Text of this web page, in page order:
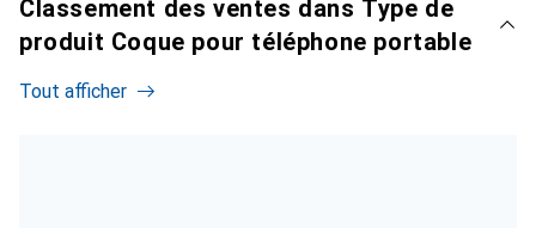
Classement des ventes dans Type de
produit Coque pour téléphone portable
Tout afficher